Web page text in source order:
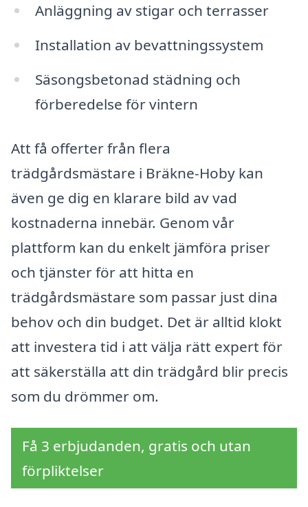
Anläggning av stigar och terrasser
Installation av bevattningssystem
Säsongsbetonad städning och
förberedelse för vintern
Att få offerter från flera
trädgårdsmästare i Bräkne-Hoby kan
även ge dig en klarare bild av vad
kostnaderna innebär. Genom vår
plattform kan du enkelt jämföra priser
och tjänster för att hitta en
trädgårdsmästare som passar just dina
behov och din budget. Det är alltid klokt
att investera tid i att välja rätt expert för
att säkerställa att din trädgård blir precis
som du drömmer om.
Få 3 erbjudanden, gratis och utan
förpliktelser